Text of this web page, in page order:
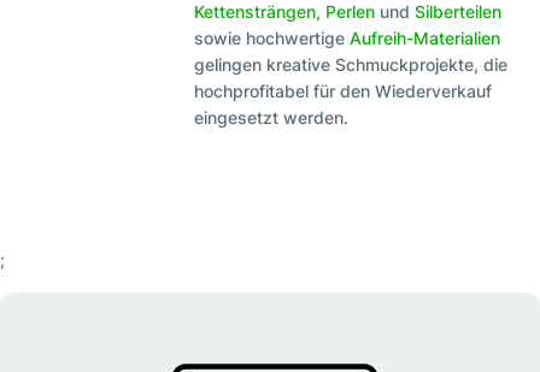
Kettensträngen, Perlen undSilberteilen
sowie hochwertigeAufreih-Materialien
gelingen kreative Schmuckprojekte, die
hochprofitabel für den Wiederverkauf
eingesetzt werden.
;